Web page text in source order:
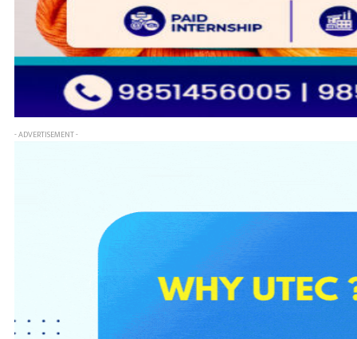
- ADVERTISEMENT -